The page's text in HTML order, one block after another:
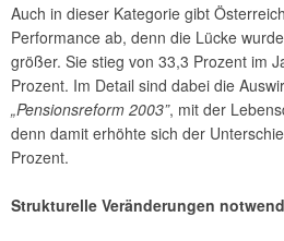
Auch in dieser Kategorie gibt
Performance ab, denn die Lücke
größer. Sie stieg von 33,3 Prozent im
Prozent. Im Detail sind dabei die
„Pensionsreform 2003”, mit der
denn damit erhöhte sich der
Prozent.
Strukturelle Veränderungen